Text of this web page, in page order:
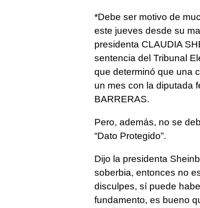
*Debe ser motivo de
este jueves desde su
presidenta CLAUDIA
sentencia del Tribunal
que determinó que una
un mes con la diputada
BARRERAS.
Pero, además, no se
“Dato Protegido”.
Dijo la presidenta
soberbia, entonces no
disculpes, sí puede
fundamento, es bueno